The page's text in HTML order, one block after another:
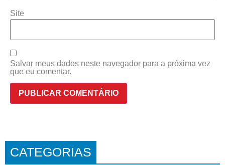
Site
Salvar meus dados neste navegador para a próxima vez
que eu comentar.
CATEGORIAS